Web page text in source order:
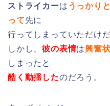
ストライカーは うっかり
って先に
行ってしまっていただけ
しかし、彼の表情は興奮
しまったと
酷く動揺したのだろう。